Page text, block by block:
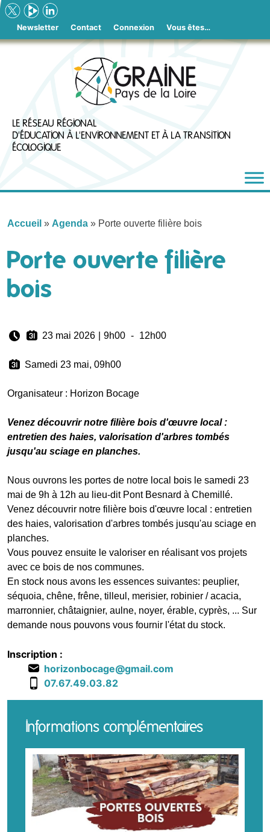
Skip
to
Newsletter Contact Connexion Vous êtes…
LE RÉSEAU RÉGIONAL
D'ÉDUCATION À L'ENVIRONNEMENT ET À LA TRANSITION
ÉCOLOGIQUE
Accueil » Agenda » Porte ouverte filière bois
Porte ouverte filière
bois
23 mai 2026 9h00 - 12h00
Samedi 23 mai, 09h00
Organisateur : Horizon Bocage
Venez découvrir notre filière bois d'œuvre local :
entretien des haies, valorisation d'arbres tombés
jusqu'au sciage en planches.
Nous ouvrons les portes de notre local bois le samedi 23
mai de 9h à 12h au lieu-dit Pont Besnard à Chemillé.
Venez découvrir notre filière bois d'œuvre local : entretien
des haies, valorisation d'arbres tombés jusqu'au sciage en
planches.
Vous pouvez ensuite le valoriser en réalisant vos projets
avec ce bois de nos communes.
En stock nous avons les essences suivantes: peuplier,
séquoia, chêne, frêne, tilleul, merisier, robinier / acacia,
marronnier, châtaignier, aulne, noyer, érable, cyprès, ... Sur
demande nous pouvons vous fournir l'état du stock.
Inscription :
horizonbocage@gmail.com
07.67.49.03.82
Informations complémentaires